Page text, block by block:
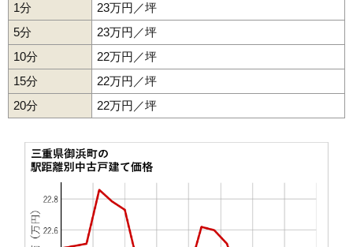
1分
23万円／坪
5分
23万円／坪
10分
22万円／坪
15分
22万円／坪
20分
22万円／坪